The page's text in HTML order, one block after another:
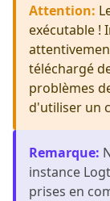
Attention:
exécutable !
téléchargé
problèmes
d'utiliser un
Remarque:
instance
prises en